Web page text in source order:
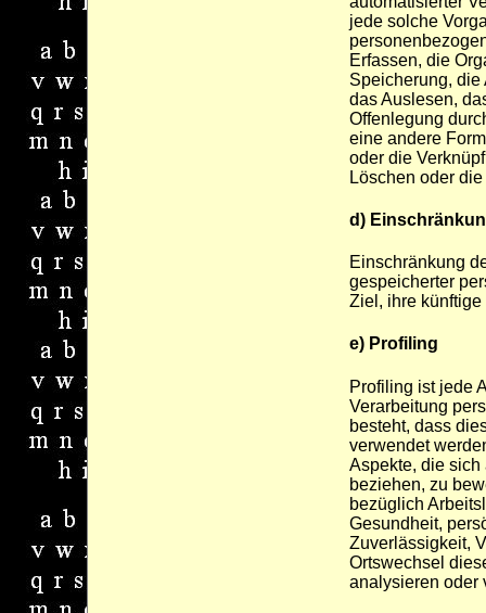
jede solche
Erfassen, die
Speicherung, die
das Auslesen,
Offenlegung
eine andere
oder die
Löschen oder
d)
Einschränkung
gespeicherter
Ziel, ihre
e) Profiling
Profiling ist jede
Verarbeitung
besteht, dass
verwendet
Aspekte, die
beziehen, zu
bezüglich
Gesundheit,
Zuverlässigkeit,
Ortswechsel
analysieren oder